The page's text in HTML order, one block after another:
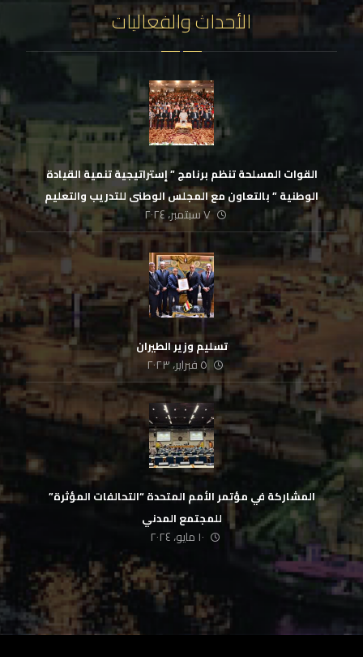
الأحداث والفعاليات
القوات المسلحة تنظم برنامج ” إستراتيجية تنمية القيادة
الوطنية ” بالتعاون مع المجلس الوطنى للتدريب والتعليم
٧ سبتمبر، ٢٠٢٤
تسليم وزير الطيران
٥ فبراير، ٢٠٢٣
المشاركة في مؤتمر الأمم المتحدة “التحالفات المؤثرة”
للمجتمع المدني
١٠ مايو، ٢٠٢٤